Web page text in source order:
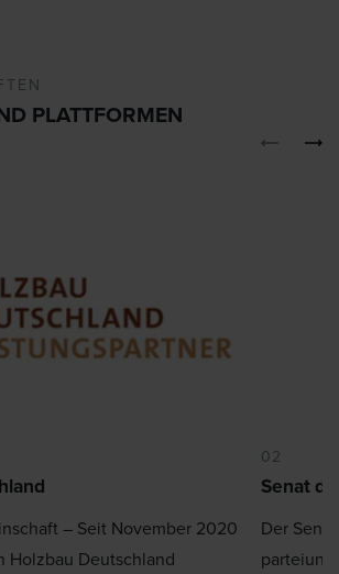
PLATTFORMEN
– Seit November 2020
Holzbau Deutschland
02
Senat
Der